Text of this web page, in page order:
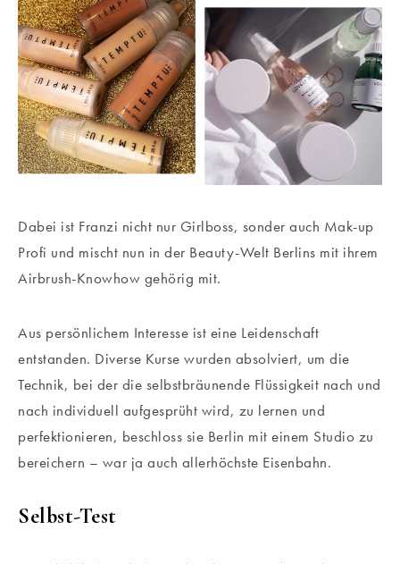
Dabei ist Franzi nicht nur Girlboss, sonder auch Mak-up
Profi und mischt nun in der Beauty-Welt Berlins mit ihrem
Airbrush-Knowhow gehörig mit.
Aus persönlichem Interesse ist eine Leidenschaft
entstanden. Diverse Kurse wurden absolviert, um die
Technik, bei der die selbstbräunende Flüssigkeit nach und
nach individuell aufgesprüht wird, zu lernen und
perfektionieren, beschloss sie Berlin mit einem Studio zu
bereichern – war ja auch allerhöchste Eisenbahn.
Selbst-Test